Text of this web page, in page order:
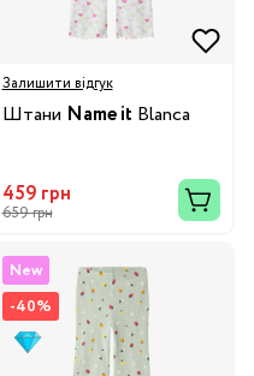
Залишити відгук
Штани Name it Blanca
459 грн
659 грн
New
-40%